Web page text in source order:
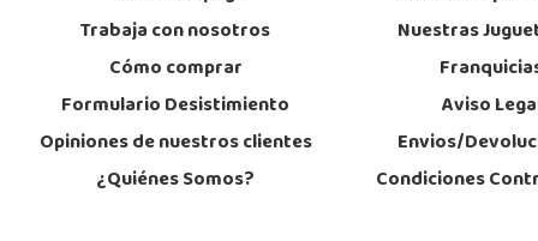
965 655 958
Localizar Tienda
Juguetilandia Vinaroz
Trabaja con nosotros
Cómo comprar
Formulario Desistimiento
Opiniones de nuestros clientes
¿Quiénes Somos?
Nuestras
Aviso
Envios/
Condiciones